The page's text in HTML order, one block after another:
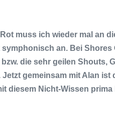
muss ich wieder mal an
symphonisch an. Bei Shores
die sehr geilen Shouts,
gemeinsam mit Alan ist
diesem Nicht-Wissen prima